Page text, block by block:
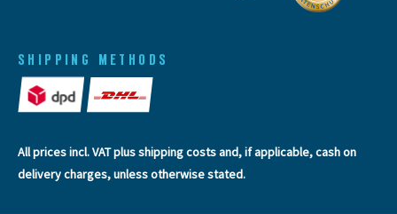
SHIPPING METHODS
All prices incl. VAT plusshipping costsand, if applicable, cash on
delivery charges, unless otherwise stated.